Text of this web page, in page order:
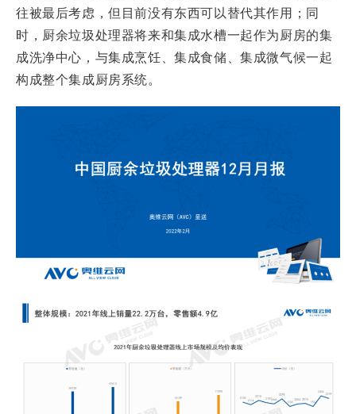
往被最后考虑，但目前没有东西可以替代其作用；同
时，厨余垃圾处理器将来和集成水槽一起作为厨房的集
成洗净中心，与集成烹饪、集成食储、集成微气候一起
构成整个集成厨房系统。